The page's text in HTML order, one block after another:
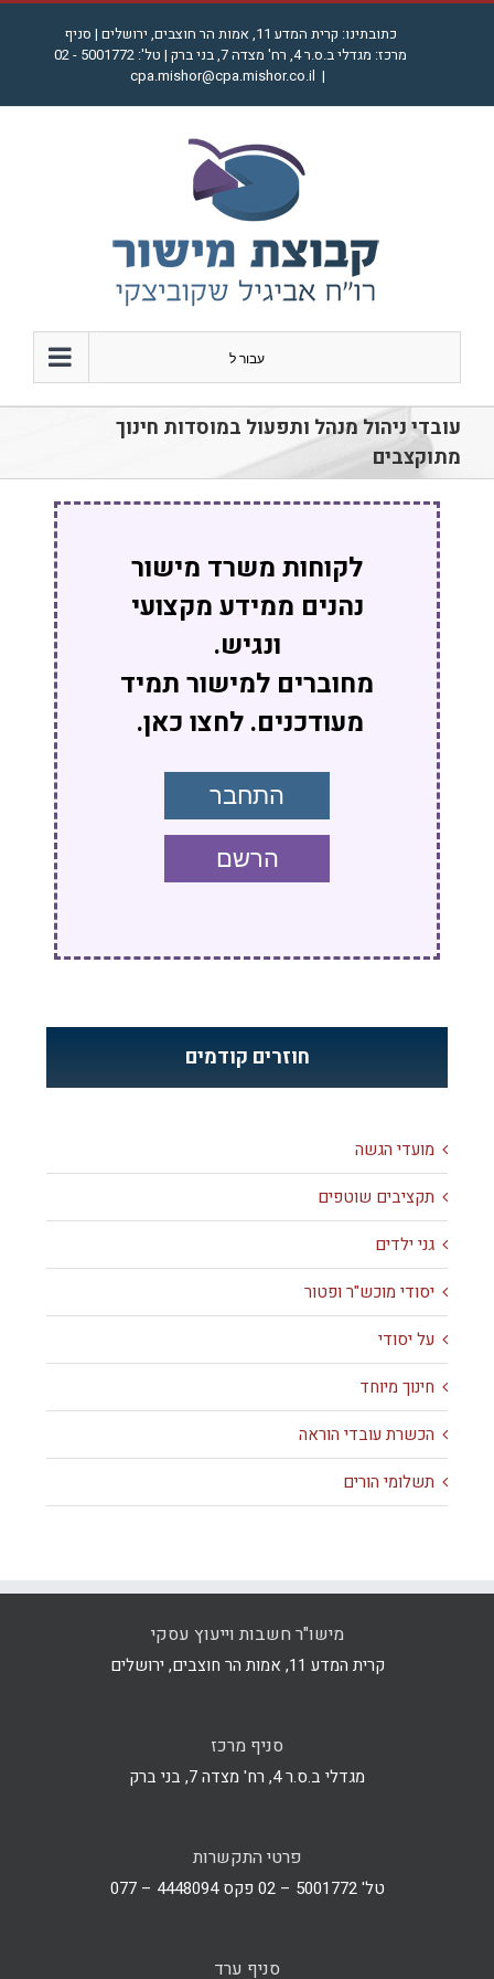
דלג
כתובתינו: קרית המדע 11, אמות הר חוצבים, ירושלים | סניף
מרכז: מגדלי ב.ס.ר 4, רח' מצדה 7, בני ברק | טל': 5001772 - 02
|
cpa.mishor@cpa.mishor.co.il
עבור ל
עובדי ניהול מנהל ותפעול במוסדות חינוך
מתוקצבים
לקוחות משרד מישור
נהנים ממידע מקצועי
ונגיש.
מחוברים למישור תמיד
מעודכנים. לחצו כאן.
התחבר
הרשם
חוזרים קודמים
מועדי הגשה
תקציבים שוטפים
גני ילדים
יסודי מוכש"ר ופטור
על יסודי
חינוך מיוחד
הכשרת עובדי הוראה
תשלומי הורים
מישו"ר חשבות וייעוץ עסקי
קרית המדע 11, אמות הר חוצבים, ירושלים
סניף מרכז
מגדלי ב.ס.ר 4, רח' מצדה 7, בני ברק
פרטי התקשרות
טל' 5001772 – 02 פקס 4448094 – 077
סניף ערד